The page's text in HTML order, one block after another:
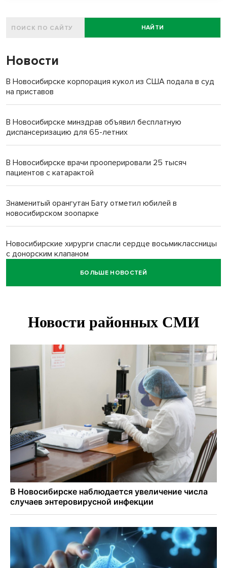
НАЙТИ
Новости
В Новосибирске корпорация кукол из США подала в суд
на приставов
В Новосибирске минздрав объявил бесплатную
диспансеризацию для 65-летних
В Новосибирске врачи прооперировали 25 тысяч
пациентов с катарактой
Знаменитый орангутан Бату отметил юбилей в
новосибирском зоопарке
Новосибирские хирурги спасли сердце восьмиклассницы
с донорским клапаном
БОЛЬШЕ НОВОСТЕЙ